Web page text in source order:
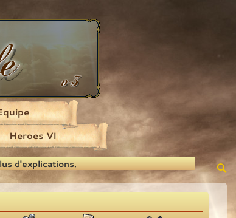
Heroes VI
d'explications.